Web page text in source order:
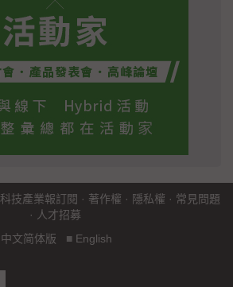
科技產業報訂閱 · 著作權 · 隱私權 · 常見問題
· 人才招募
中文简体版 ■ English